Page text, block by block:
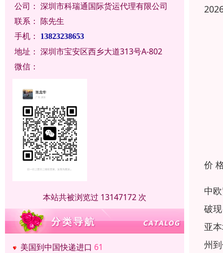
公司： 深圳市科瑞通国际货运代理有限公司
联系： 陈先生
手机：
13823238653
地址： 深圳市宝安区西乡大道313号A-802
微信：
本站共被浏览过 13147172 次
美国到中国快递进口 61
价
中
破
亚
州